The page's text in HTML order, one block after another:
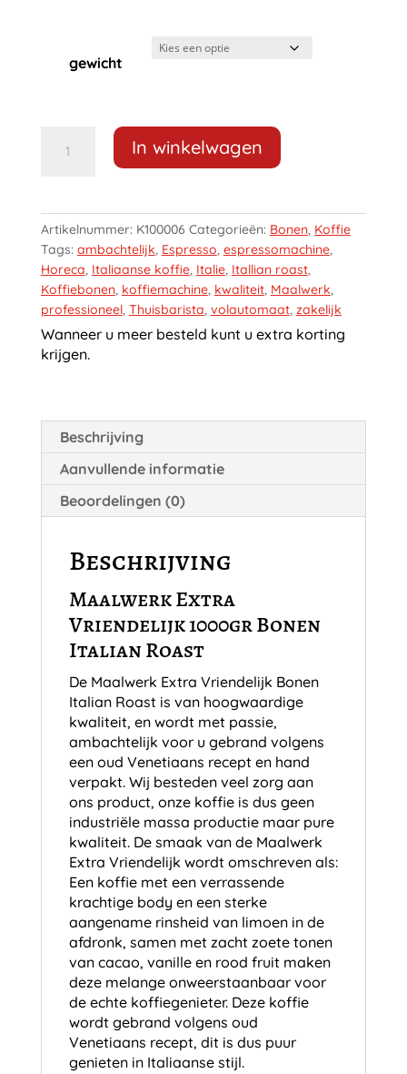
gewicht
Extra
Italian
Roast
aantal
In winkelwagen
Artikelnummer: K100006 Categorieën: Bonen, Koffie
Tags: ambachtelijk Espresso espressomachine,
Horeca Italiaanse koffie, Italie, Itallian roast,
Koffiebonen, koffiemachine, kwaliteit, Maalwerk
professioneel, Thuisbarista volautomaat, zakelijk
Wanneer u meer besteld kunt u extra korting
krijgen.
Beschrijving
Aanvullende informatie
Beoordelingen (0)
Beschrijving
Maalwerk Extra
Vriendelijk 1000gr Bonen
Italian Roast
De Maalwerk Extra Vriendelijk Bonen
Italian Roast is van hoogwaardige
kwaliteit, en wordt met passie,
ambachtelijk voor u gebrand volgens
een oud Venetiaans recept en hand
verpakt. Wij besteden veel zorg aan
ons product, onze koffie is dus geen
industriële massa productie maar pure
kwaliteit. De smaak van de Maalwerk
Extra Vriendelijk wordt omschreven als:
Een koffie met een verrassende
krachtige body en een sterke
aangename rinsheid van limoen in de
afdronk, samen met zacht zoete tonen
van cacao, vanille en rood fruit maken
deze melange onweerstaanbaar voor
de echte koffiegenieter. Deze koffie
wordt gebrand volgens oud
Venetiaans recept, dit is dus puur
genieten in Italiaanse stijl.